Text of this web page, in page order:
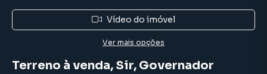
Vídeo do imóvel
Ver mais opções
Terreno à venda, Sir, Governador